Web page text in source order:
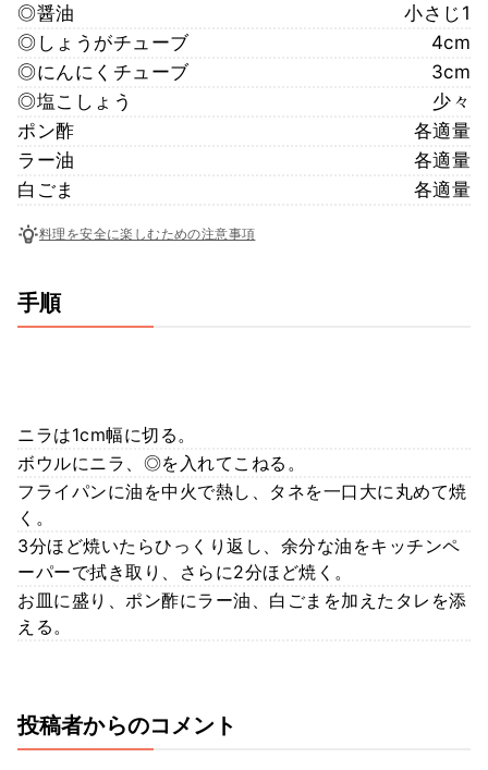
◎醤油
小さじ1
◎しょうがチューブ
4cm
◎にんにくチューブ
3cm
◎塩こしょう
少々
ポン酢
各適量
ラー油
各適量
白ごま
各適量
料理を安全に楽しむための注意事項
手順
ニラは1cm幅に切る。
ボウルにニラ、◎を入れてこねる。
フライパンに油を中火で熱し、タネを一口大に丸めて焼
く。
3分ほど焼いたらひっくり返し、余分な油をキッチンペ
ーパーで拭き取り、さらに2分ほど焼く。
お皿に盛り、ポン酢にラー油、白ごまを加えたタレを添
える。
投稿者からのコメント